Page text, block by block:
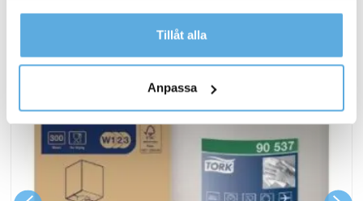
Läs mer i vår integritetspolicy om vilka vi är, hur du
kontaktar oss och på vilket sätt vi behandlar
Tillåt alla
Anpassa